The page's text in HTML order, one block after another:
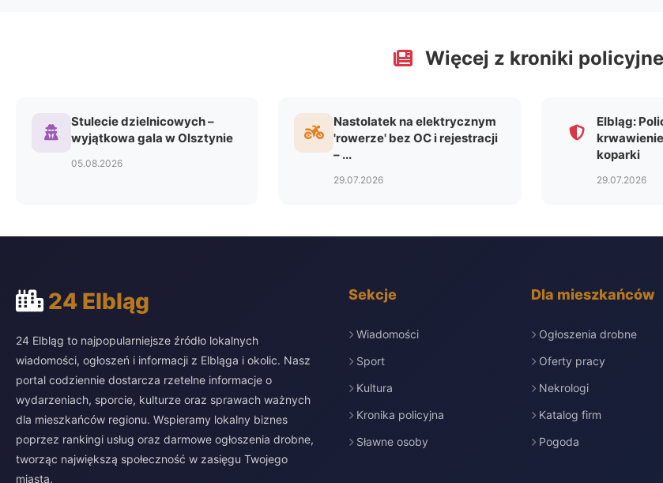
Więcej z kroniki
Stulecie dzielnicowych –
wyjątkowa gala w Olsztynie
05.08.2026
Nastolatek na elektrycznym
'rowerze' bez OC i rejestracji
– ...
29.07.2026
Elbląg:
koparki
29.07.2026
24 Elbląg
24 Elbląg to najpopularniejsze źródło lokalnych
wiadomości, ogłoszeń i informacji z Elbląga i okolic. Nasz
portal codziennie dostarcza rzetelne informacje o
wydarzeniach, sporcie, kulturze oraz sprawach ważnych
dla mieszkańców regionu. Wspieramy lokalny biznes
poprzez rankingi usług oraz darmowe ogłoszenia drobne,
tworząc największą społeczność w zasięgu Twojego
miasta.
Sekcje
Wiadomości
Sport
Kultura
Kronika policyjna
Sławne osoby
Dla mieszkańców
Ogłoszenia drobne
Oferty pracy
Nekrologi
Katalog firm
Pogoda